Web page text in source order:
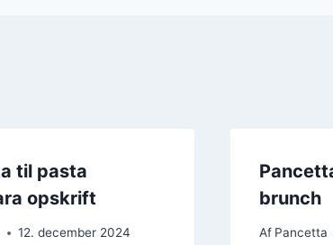
til pasta
opskrift
12. december 2024
brunch
Af Pancetta